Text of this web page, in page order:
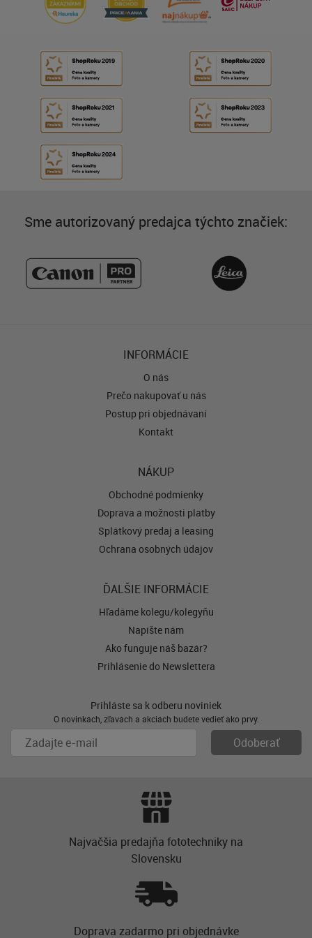
Sme autorizovaný predajca týchto značiek:
INFORMÁCIE
O nás
Prečo nakupovať u nás
Postup pri objednávaní
Kontakt
NÁKUP
Obchodné podmienky
Doprava a možnosti platby
Splátkový predaj a leasing
Ochrana osobných údajov
ĎALŠIE INFORMÁCIE
Hľadáme kolegu/kolegyňu
Napíšte nám
Ako funguje náš bazár?
Prihlásenie do Newslettera
Prihláste sa k odberu noviniek
O novinkách, zľavách a akciách budete vedieť ako prvý.
Najvačšia predajňa fototechniky na
Slovensku
Doprava zadarmo pri objednávke